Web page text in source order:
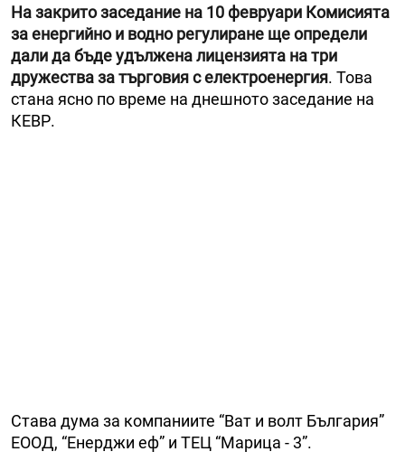
На закрито заседание на 10 февруари Комисията
за енергийно и водно регулиране ще определи
дали да бъде удължена лицензията на три
дружества за търговия с електроенергия. Това
стана ясно по време на днешното заседание на
КЕВР.
Става дума за компаниите “Ват и волт България”
ЕООД, “Енерджи еф” и ТЕЦ “Марица - 3”.